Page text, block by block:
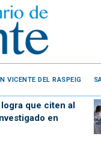
VICENTE DEL RASPEIG
que citen al
en